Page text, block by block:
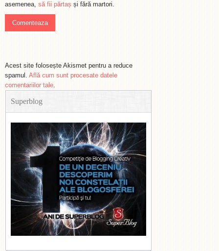
asemenea, să fii părtaș și fără martori.
Acest site folosește Akismet pentru a reduce
spamul. Află cum sunt procesate datele
comentariilor tale.
Superblog